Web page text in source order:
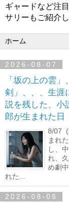
ギャードなど注
サリーもご紹介し
2026-08-07
「坂の上の雲」
剣」、、、生涯
説を残した、小
郎が生まれた日
8/07
まれ
し、
れ、
め劇
れた...
2026-08-06